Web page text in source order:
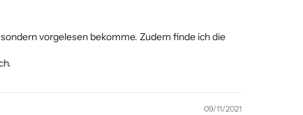
vorgelesen bekomme. Zudem finde ich die
09/11/2021